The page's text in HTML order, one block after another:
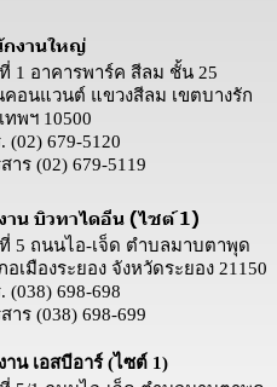
กงานใหญ่
1 อาคารพาร์ค สีลม ชั้น 25
อนแวนต์ แขวงสีลม เขตบางรัก
ทพฯ 10500
(02) 679-5120
าร (02) 679-5119
าน บิวทาไดอีน (ไซต์ 1)
5 ถนนไอ-เจ็ด ตำบลมาบตาพุด
อเมืองระยอง จังหวัดระยอง 21150
(038) 698-698
าร (038) 698-699
าน เอสบีอาร์ (ไซต์ 1)